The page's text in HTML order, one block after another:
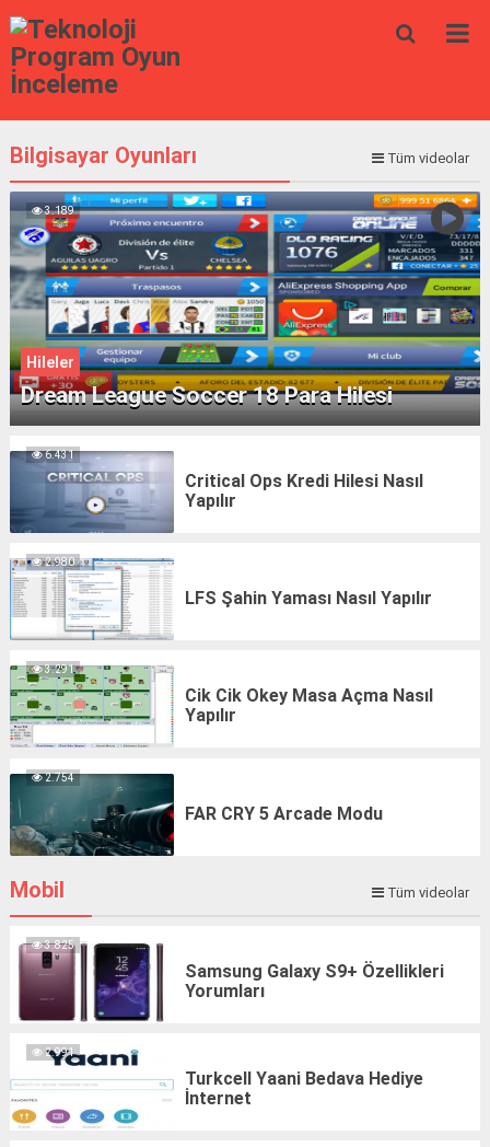
Bilgisayar Oyunları Tüm videolar
3.189
Hileler
Dream League Soccer 18 Para Hilesi
6.431
Critical Ops Kredi Hilesi Nasıl
Yapılır
2.980
LFS Şahin Yaması Nasıl Yapılır
3.291
Cik Cik Okey Masa Açma Nasıl
Yapılır
2.754
FAR CRY 5 Arcade Modu
Mobil Tüm videolar
3.825
Samsung Galaxy S9+ Özellikleri
Yorumları
2.991
Turkcell Yaani Bedava Hediye
İnternet